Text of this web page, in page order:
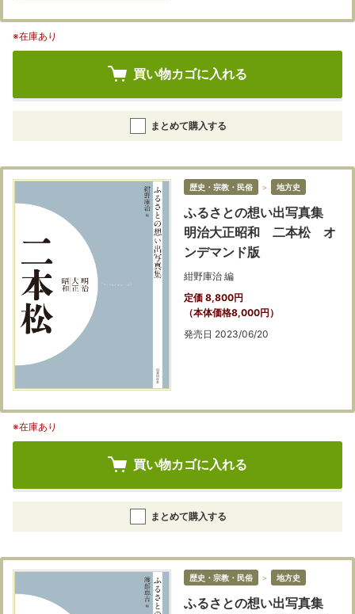
※在庫あり
買い物カゴに入れる
まとめて購入する
歴史・宗教・民俗 ＞ 地方史
ふるさとの想い出写真集
明治大正昭和 二本松 オ
ンデマンド版
紺野庫治 編
定価 8,800円
（本体価格8,000円）
発売日 2023/06/20
※在庫あり
買い物カゴに入れる
まとめて購入する
歴史・宗教・民俗 ＞ 地方史
ふるさとの想い出写真集